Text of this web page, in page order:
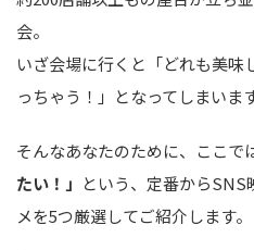
会。
いざ会場に行くと「どれも美味
っちゃう！」となってしまいま
そんなあなたのために、ここで
たい！」 という、定番から
メを5つ厳選してご紹介します。